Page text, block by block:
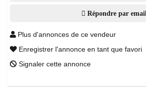
Répondre par email
Plus d'annonces de ce vendeur
Enregistrer l'annonce en tant que favori
Signaler cette annonce